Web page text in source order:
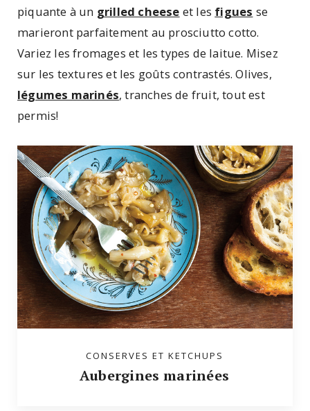
piquante à un grilled cheese et les figues se
marieront parfaitement au prosciutto cotto.
Variez les fromages et les types de laitue. Misez
sur les textures et les goûts contrastés. Olives,
légumes marinés, tranches de fruit, tout est
permis!
CONSERVES ET KETCHUPS
Aubergines marinées